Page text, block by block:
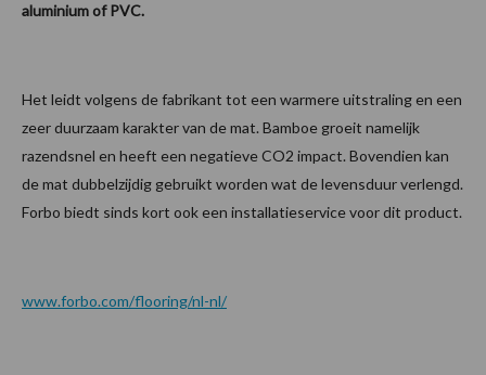
aluminium of PVC.
Het leidt volgens de fabrikant tot een warmere uitstraling en een
zeer duurzaam karakter van de mat. Bamboe groeit namelijk
razendsnel en heeft een negatieve CO2 impact. Bovendien kan
de mat dubbelzijdig gebruikt worden wat de levensduur verlengd.
Forbo biedt sinds kort ook een installatieservice voor dit product.
www.forbo.com/flooring/nl-nl/